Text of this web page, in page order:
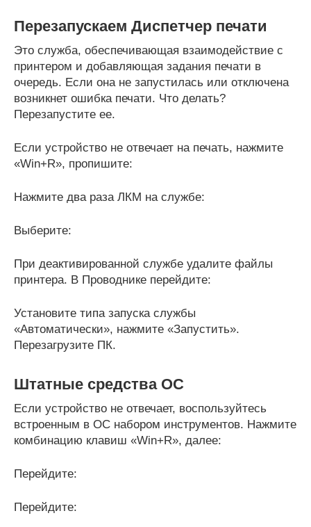
Перезапускаем Диспетчер печати
Это служба, обеспечивающая взаимодействие с
принтером и добавляющая задания печати в
очередь. Если она не запустилась или отключена
возникнет ошибка печати. Что делать?
Перезапустите ее.
Если устройство не отвечает на печать, нажмите
«Win+R», пропишите:
Нажмите два раза ЛКМ на службе:
Выберите:
При деактивированной службе удалите файлы
принтера. В Проводнике перейдите:
Установите типа запуска службы
«Автоматически», нажмите «Запустить».
Перезагрузите ПК.
Штатные средства ОС
Если устройство не отвечает, воспользуйтесь
встроенным в ОС набором инструментов. Нажмите
комбинацию клавиш «Win+R», далее:
Перейдите:
Перейдите: